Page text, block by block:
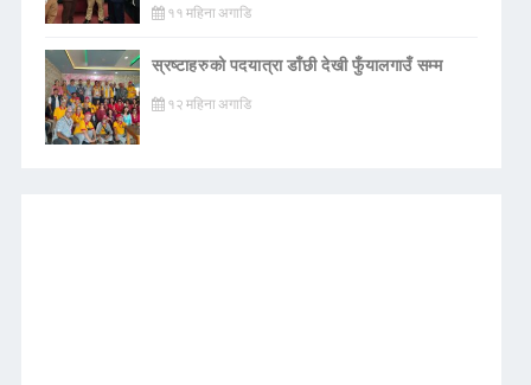
११ महिना अगाडि
स्रष्टाहरुको पदयात्रा डाँछी देखी फुँयालगाउँ सम्म
१२ महिना अगाडि